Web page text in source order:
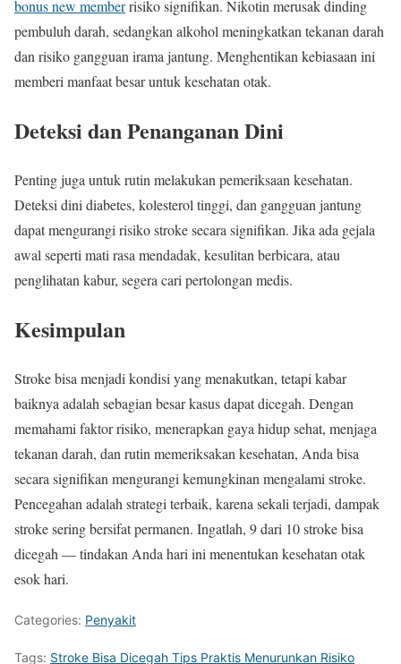
bonus new memberrisiko signifikan. Nikotin merusak dinding
pembuluh darah, sedangkan alkohol meningkatkan tekanan darah
dan risiko gangguan irama jantung. Menghentikan kebiasaan ini
memberi manfaat besar untuk kesehatan otak.
Deteksi dan Penanganan Dini
Penting juga untuk rutin melakukan pemeriksaan kesehatan.
Deteksi dini diabetes, kolesterol tinggi, dan gangguan jantung
dapat mengurangi risiko stroke secara signifikan. Jika ada gejala
awal seperti mati rasa mendadak, kesulitan berbicara, atau
penglihatan kabur, segera cari pertolongan medis.
Kesimpulan
Stroke bisa menjadi kondisi yang menakutkan, tetapi kabar
baiknya adalah sebagian besar kasus dapat dicegah. Dengan
memahami faktor risiko, menerapkan gaya hidup sehat, menjaga
tekanan darah, dan rutin memeriksakan kesehatan, Anda bisa
secara signifikan mengurangi kemungkinan mengalami stroke.
Pencegahan adalah strategi terbaik, karena sekali terjadi, dampak
stroke sering bersifat permanen. Ingatlah, 9 dari 10 stroke bisa
dicegah — tindakan Anda hari ini menentukan kesehatan otak
esok hari.
Categories: Penyakit
Tags: Stroke Bisa Dicegah Tips Praktis Menurunkan Risiko